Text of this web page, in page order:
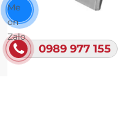
0989 977 155